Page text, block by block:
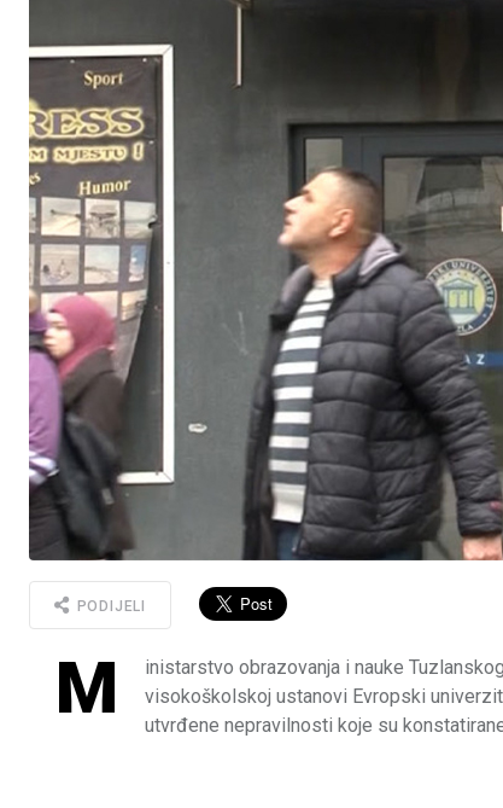
PODIJELI
M
inistarstvo obrazovanja i nauke
visokoškolskoj ustanovi Evropski
utvrđene nepravilnosti koje su